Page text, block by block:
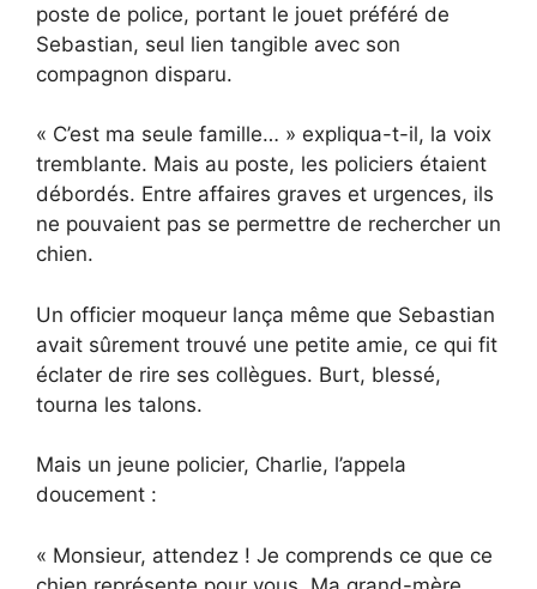
poste de police, portant le jouet préféré de
Sebastian, seul lien tangible avec son
compagnon disparu.
« C’est ma seule famille… » expliqua-t-il, la voix
tremblante. Mais au poste, les policiers étaient
débordés. Entre affaires graves et urgences, ils
ne pouvaient pas se permettre de rechercher un
chien.
Un officier moqueur lança même que Sebastian
avait sûrement trouvé une petite amie, ce qui fit
éclater de rire ses collègues. Burt, blessé,
tourna les talons.
Mais un jeune policier, Charlie, l’appela
doucement :
« Monsieur, attendez ! Je comprends ce que ce